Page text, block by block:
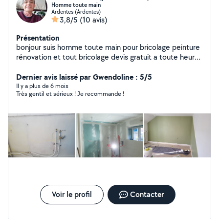
Homme toute main
Ardentes (Ardentes)
3,8/5 (10 avis)
Présentation
bonjour suis homme toute main pour bricolage peinture
rénovation et tout bricolage devis gratuit a toute heures
Dernier avis laissé par Gwendoline : 5/5
Il y a plus de 6 mois
Très gentil et sérieux ! Je recommande !
Voir le profil Contacter